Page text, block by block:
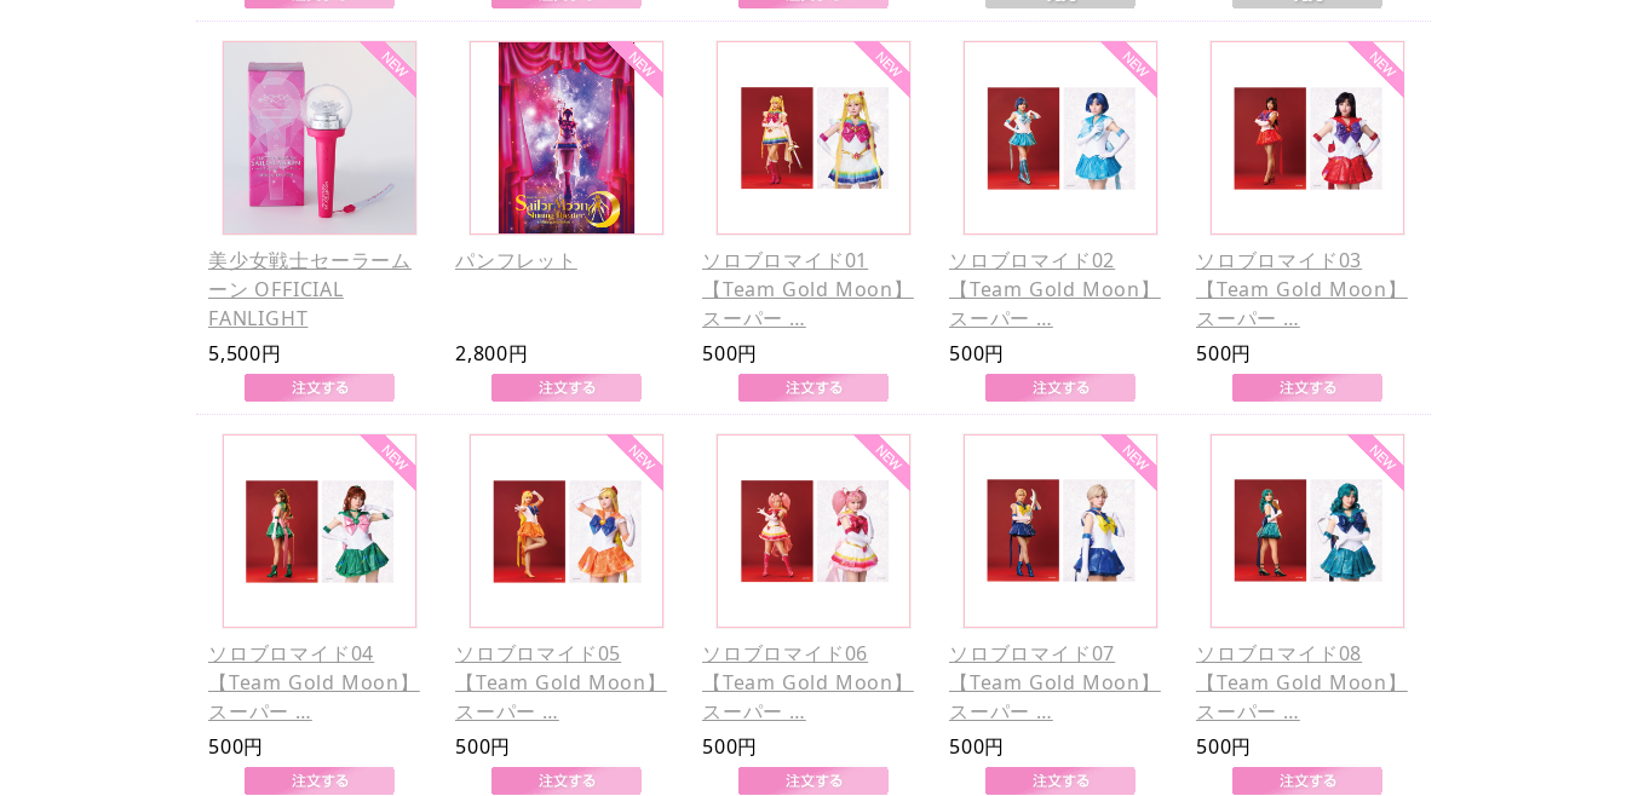
美少女戦士セーラーム
ーン OFFICIAL
FANLIGHT
5,500円
パンフレット
2,800円
ソロブロマイド01
【Team Gold Moon】
スーパー …
500円
ソロブロマイド02
【Team Gold Moon】
スーパー …
500円
ソロブロマイド03
【Team Gold Moon】
スーパー …
500円
ソロブロマイド04
【Team Gold Moon】
スーパー …
500円
ソロブロマイド05
【Team Gold Moon】
スーパー …
500円
ソロブロマイド06
【Team Gold Moon】
スーパー …
500円
ソロブロマイド07
【Team Gold Moon】
スーパー …
500円
ソロブロマイド08
【Team Gold Moon】
スーパー …
500円